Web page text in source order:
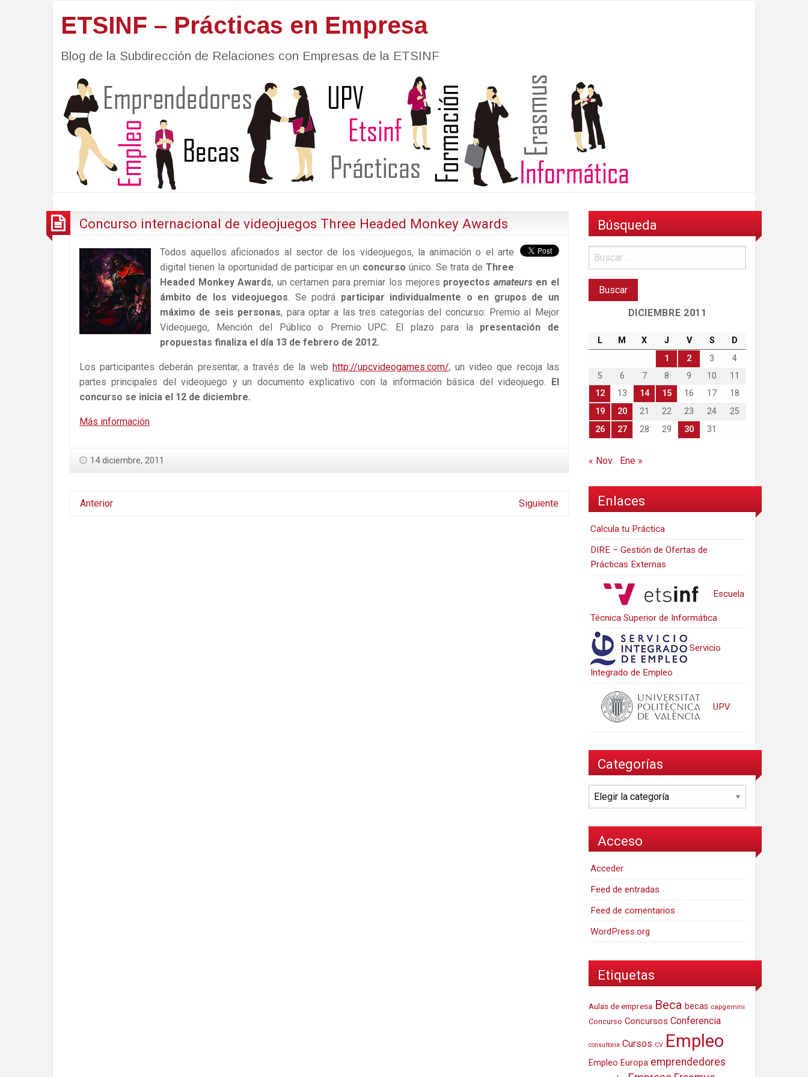
ETSINF – Prácticas en Empresa
Blog de la Subdirección de Relaciones con Empresas de la ETSINF
Concurso internacional de videojuegos Three Headed Monkey Awards
Todos aquellos aficionados al sector de los videojuegos, la animación o el arte
digital tienen la oportunidad de participar en un concurso único. Se trata de Three
Headed Monkey Awards, un certamen para premiar los mejores proyectos amateursen el
ámbito de los videojuegos . Se podrá participar individualmente o en grupos de un
máximo de seis personas, para optar a las tres categorías del concurso: Premio al Mejor
Videojuego, Mención del Público o Premio UPC. El plazo para la presentación de
propuestas finaliza el día 13 de febrero de 2012.
Los participantes deberán presentar, a través de la web http://upcvideogames.com/, un video que recoja las
partes principales del videojuego y un documento explicativo con la información básica del videojuego. El
concurso se inicia el 12 de diciembre.
Más información
14 diciembre, 2011
Anterior Siguiente
Búsqueda
DICIEMBRE 2011
L M X J V S
D
1
2 3
4
5
6 7 8 9 10
11
12
13 14 15 16 17
18
19
20 21 22 23 24
25
26
27 28 29 30 31
« Nov Ene »
Enlaces
Calcula tu Práctica
DIRE – Gestión de Ofertas de
Prácticas Externas
Escuela
Técnica Superior de Informática
Servicio
Integrado de Empleo
UPV
Categorías
Categorías
Acceso
Acceder
Feed de entradas
Feed de comentarios
WordPress.org
Etiquetas
Aulas de empresa Beca becas capgemini
Concurso Concursos Conferencia
consultoria Cursos CV Empleo
Empleo Europa emprendedores